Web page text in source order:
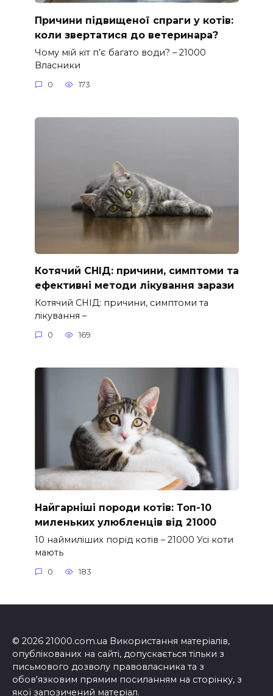
Причини підвищеної спраги у котів:
коли звертатися до ветеринара?
Чому мій кіт п’є багато води? – 21000
Власники
0 173
Котячий СНІД: причини, симптоми та
ефективні методи лікування зарази
Котячий СНІД: причини, симптоми та
лікування –
0 169
Найгарніші породи котів: Топ-10
миленьких улюбленців від 21000
10 наймиліших порід котів – 21000 Усі коти
мають
0 183
© 2026 21000.com.ua Використання матеріалів,
опублікованих на сайті, допускається тільки з
письмового дозволу правовласника та з
обов'язковим прямим посиланням на сторінку, з
якої запозичений матеріал.